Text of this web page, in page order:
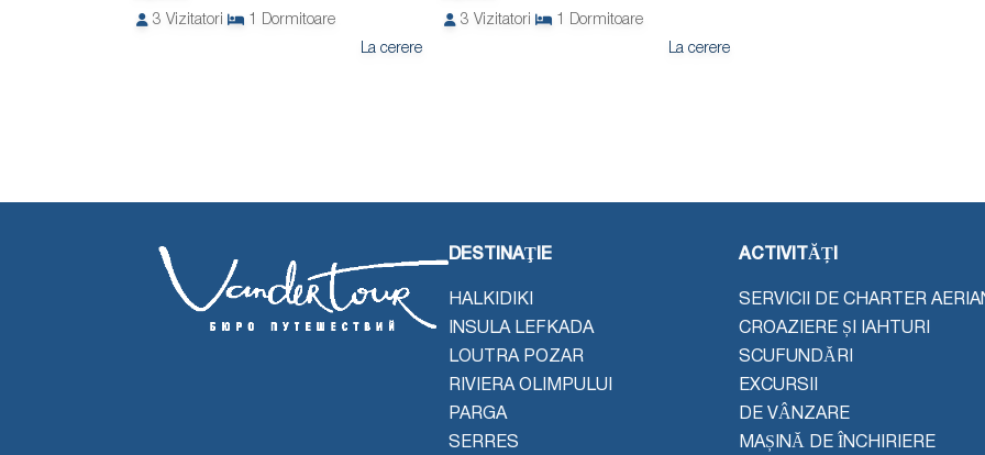
3 Vizitatori 1
Dormitoare
La cerere
3 Vizitatori 1
Dormitoare
La cerere
DESTINAŢIE
HALKIDIKI
INSULA LEFKADA
LOUTRA POZAR
RIVIERA OLIMPULUI
PARGA
SERRES
ACTIVITĂȚI
SERVICII DE CHARTER
CROAZIERE ȘI IAHTURI
SCUFUNDĂRI
EXCURSII
DE VÂNZARE
MAȘINĂ DE ÎNCHIRIERE